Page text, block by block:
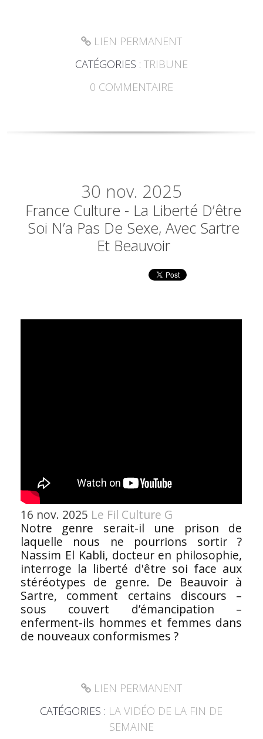
LIEN PERMANENT
CATÉGORIES : TRIBUNE
0 COMMENTAIRE
30 nov. 2025
France Culture - La Liberté D’être
Soi N’a Pas De Sexe, Avec Sartre
Et Beauvoir
16 nov. 2025 Le Fil Culture G
Notre genre serait-il une prison de
laquelle nous ne pourrions sortir ?
Nassim El Kabli, docteur en philosophie,
interroge la liberté d'être soi face aux
stéréotypes de genre. De Beauvoir à
Sartre, comment certains discours –
sous couvert d’émancipation –
enferment-ils hommes et femmes dans
de nouveaux conformismes ?
LIEN PERMANENT
CATÉGORIES : LA VIDÉO DE LA FIN DE
SEMAINE